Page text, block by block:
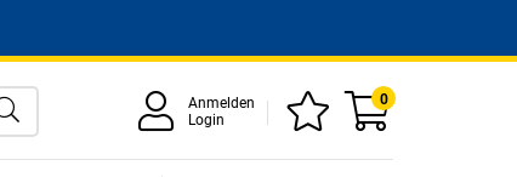
Anmelden
Login
0